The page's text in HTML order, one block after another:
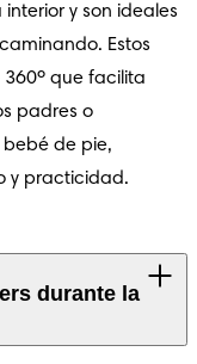
y son ideales
Estos
que facilita
padres o
de pie,
y practicidad.
durante la